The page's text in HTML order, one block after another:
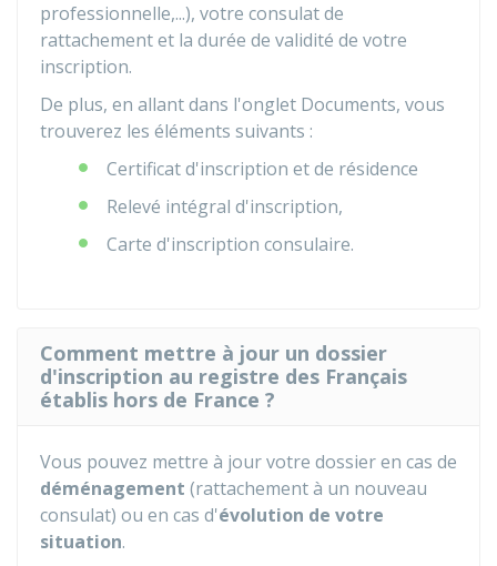
professionnelle,...), votre consulat de
rattachement et la durée de validité de votre
inscription.
De plus, en allant dans l'onglet Documents, vous
trouverez les éléments suivants :
Certificat d'inscription et de résidence
Relevé intégral d'inscription,
Carte d'inscription consulaire.
Comment mettre à jour un dossier
d'inscription au registre des Français
établis hors de France ?
Vous pouvez mettre à jour votre dossier en cas de
déménagement (rattachement à un nouveau
consulat) ou en cas d'évolution de votre
situation.